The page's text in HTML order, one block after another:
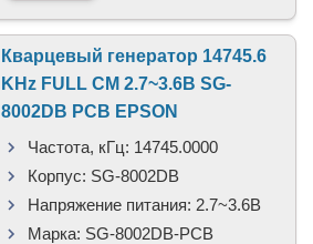
Кварцевый генератор 14745.6
KHz FULL CM 2.7~3.6В SG-
8002DB PCB EPSON
Частота, кГц: 14745.0000
Корпус: SG-8002DB
Напряжение питания: 2.7~3.6В
Марка: SG-8002DB-PCB